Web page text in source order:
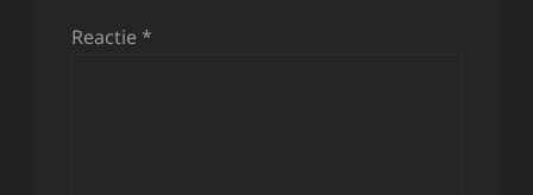
Reactie *